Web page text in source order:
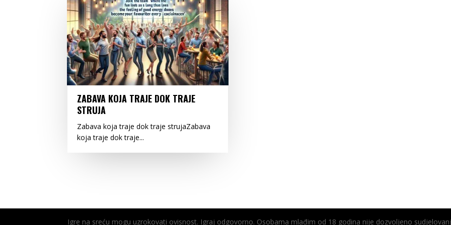
ZABAVA KOJA TRAJE DOK TRAJE
STRUJA
Zabava koja traje dok traje strujaZabava
koja traje dok traje...
Igre na sreću mogu uzrokovati ovisnost. Igraj odgovorno. Osobama mlađim od 18 godina nije dozvoljeno